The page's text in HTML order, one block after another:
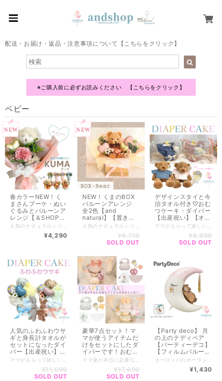
配送・お届け・返品・注意事項について【こちらをクリック】
※ご購入前に必ずお読みください 【こちらをクリック】
ベビー
春カラーNEW！く
まさんブーケ・ぬい
ぐるみとバルーンア
レンジ【＆SHOP定
番人気シリーズ】
【ブーケ】【誕生日
¥4,290
NEW！くまのBOX
バルーンアレンジ
全2色【and
natural】【置き
型】【誕生日祝い】
¥6,710
SOLD OUT
デザインスタイと今
治タオル付き♡おむ
つケーキ・ダイパー
【出産祝い】【オム
ツケーキ】【贈物】
¥8,800
SOLD OUT
人気のふわふわウサ
ギと身長計タオルが
セットになったダイ
パー【出産祝い】
【オムツケーキ】
¥11,000
SOLD OUT
豪華7点セット！マ
マが使うアイテムだ
けをセットにしたダ
イパーです！おむつ
ケーキ・ダイパー
ツケーキ】【贈物】
¥17,600
SOLD OUT
【Party deco】 月
の上のテディベア
【パーティーデコ】
【フィルムバルー
ン】【アルミバルー
ン】【誕生日】【バ
¥1,430